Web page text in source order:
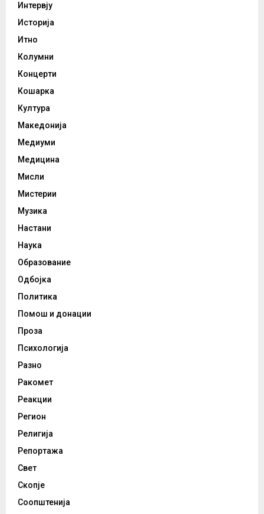
Интервју
Историја
Итно
Колумни
Концерти
Кошарка
Култура
Македонија
Медиуми
Медицина
Мисли
Мистерии
Музика
Настани
Наука
Образование
Одбојка
Политика
Помош и донации
Проза
Психологија
Разно
Ракомет
Реакции
Регион
Религија
Репортажа
Свет
Скопје
Соопштенија